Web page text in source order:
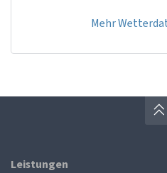
Mehr
Leistungen